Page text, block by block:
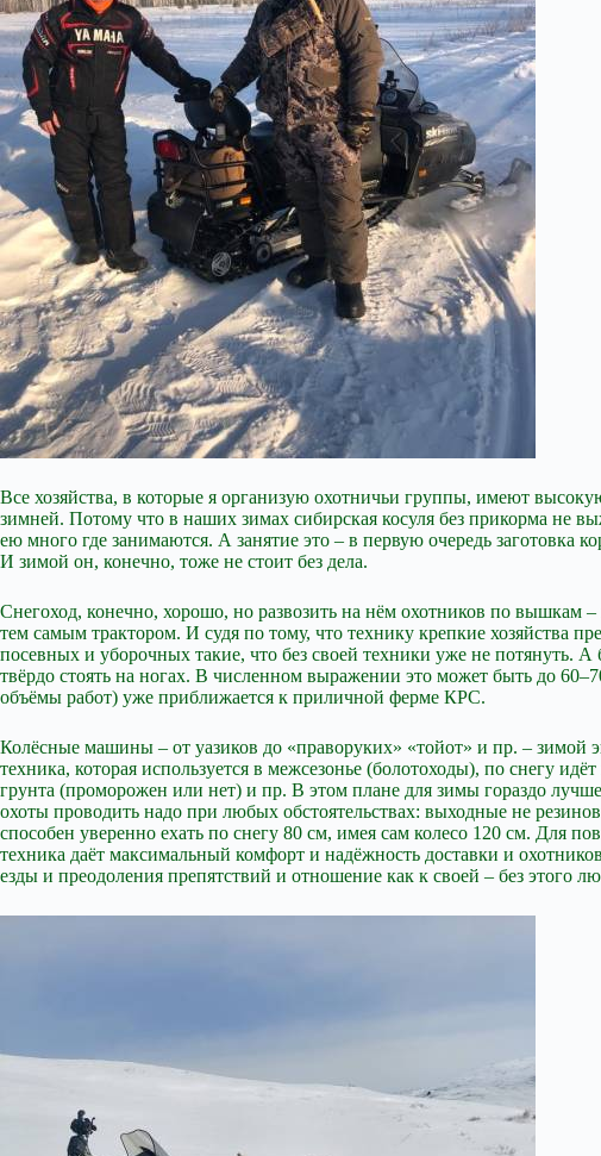
Все хозяйства, в которые я организую охотничьи группы, имеют
зимней. Потому что в наших зимах сибирская косуля без прикорма не
ею много где занимаются. А занятие это – в первую очередь заготовка
И зимой он, конечно, тоже не стоит без дела.
Снегоход, конечно, хорошо, но развозить на нём охотников по
тем самым трактором. И судя по тому, что технику крепкие хозяйства
посевных и уборочных такие, что без своей техники уже не потянуть.
твёрдо стоять на ногах. В численном выражении это может быть до
объёмы работ) уже приближается к приличной ферме КРС.
Колёсные машины – от уазиков до «праворуких» «тойот» и пр. – зимой
техника, которая используется в межсезонье (болотоходы), по снегу
грунта (проморожен или нет) и пр. В этом плане для зимы гораздо
охоты проводить надо при любых обстоятельствах: выходные не
способен уверенно ехать по снегу 80 см, имея сам колесо 120 см. Для
техника даёт максимальный комфорт и надёжность доставки и
езды и преодоления препятствий и отношение как к своей – без этого